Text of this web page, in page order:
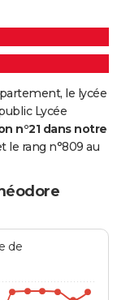
le lycée
Lycée
n°21 dans notre
le rang n°809 au
de